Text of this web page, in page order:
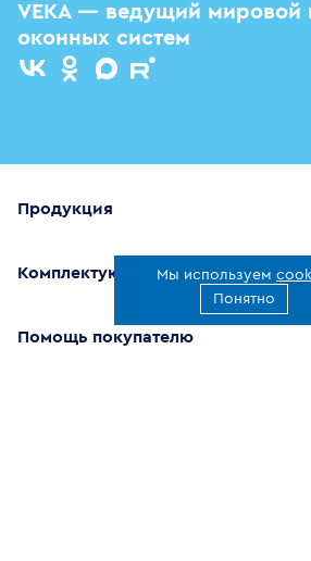
Мы используем
Понятно
VEKA — ведущий мировой
оконных систем
Продукция
Комплектующие
Помощь покупателю